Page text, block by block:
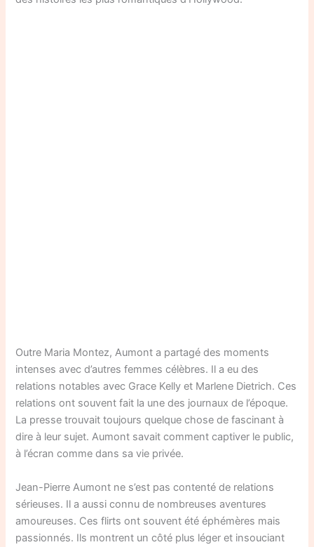
Outre Maria Montez, Aumont a partagé des moments
intenses avec d’autres femmes célèbres. Il a eu des
relations notables avec Grace Kelly et Marlene Dietrich. Ces
relations ont souvent fait la une des journaux de l’époque.
La presse trouvait toujours quelque chose de fascinant à
dire à leur sujet. Aumont savait comment captiver le public,
à l’écran comme dans sa vie privée.
Jean-Pierre Aumont ne s’est pas contenté de relations
sérieuses. Il a aussi connu de nombreuses aventures
amoureuses. Ces flirts ont souvent été éphémères mais
passionnés. Ils montrent un côté plus léger et insouciant